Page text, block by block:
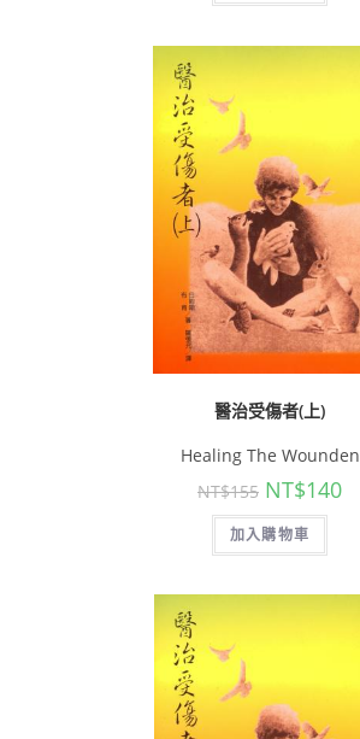
醫治受傷者(上)
Healing The Wounden
NT$155 NT$140
加入購物車